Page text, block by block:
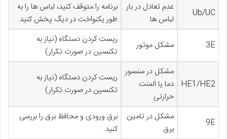
Ub/UC
عدم تعادل در بار
لباس ها
برنامه را متوقف کنید، لباس ها را به
طور یکنواخت در دیگ پخش کنید.
3E مشکل موتور
ریست کردن دستگاه (نیاز به
تکنسین در صورت تکرار)
HE1/HE2
مشکل در سنسور
دما یا المنت
حرارتی
ریست کردن دستگاه (نیاز به
تکنسین در صورت تکرار)
9E
مشکل در تامین
برق
برق ورودی و محافظ برق را بررسی
کنید.